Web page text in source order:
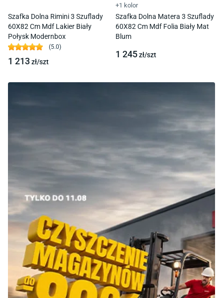
Szafka Dolna Rimini 3 Szuflady
60X82 Cm Mdf Lakier Biały
Połysk Modernbox
(5.0)
1 213zł/szt
+1 kolor
Szafka Dolna Matera 3 Szuflady
60X82 Cm Mdf Folia Biały Mat
Blum
1 245zł/szt